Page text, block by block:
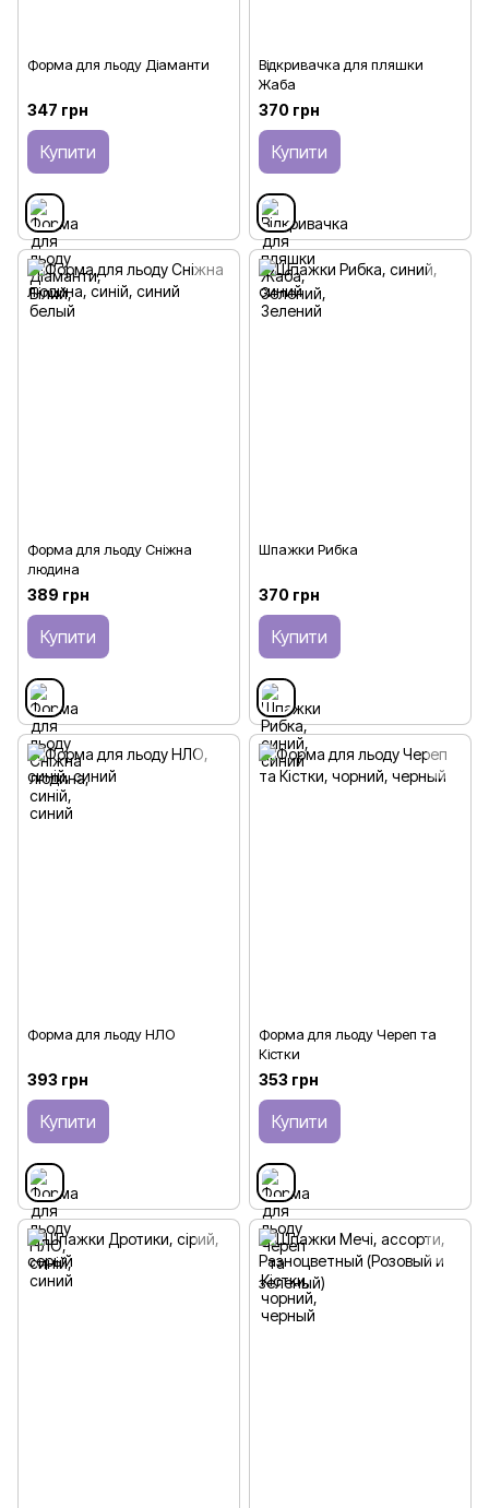
Форма для льоду Діаманти
347 грн
Купити
Відкривачка для пляшки
Жаба
370 грн
Купити
Форма для льоду Сніжна
людина
389 грн
Купити
Шпажки Рибка
370 грн
Купити
Форма для льоду НЛО
393 грн
Купити
Форма для льоду Череп та
Кістки
353 грн
Купити